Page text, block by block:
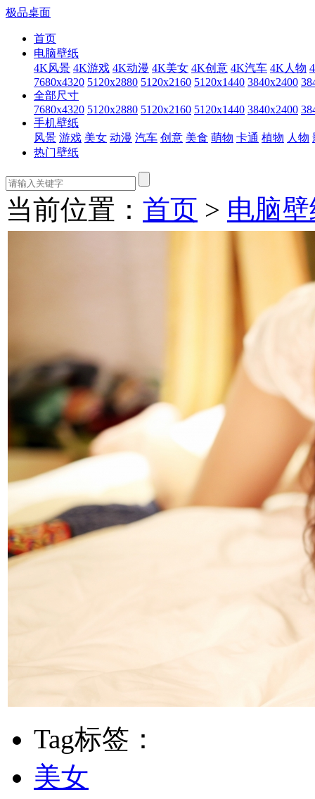
极品桌面
首页
电脑壁纸
4K风景 4K游戏 4K动漫 4K美女 4K创意 4K汽车 4K人物
7680x4320 5120x2880 5120x2160 5120x1440 3840x2400
全部尺寸
7680x4320 5120x2880 5120x2160 5120x1440 3840x2400
手机壁纸
风景 游戏 美女 动漫 汽车 创意 美食 萌物 卡通 植物 人物
热门壁纸
当前位置： 首页 > 电脑
Tag标签：
美女